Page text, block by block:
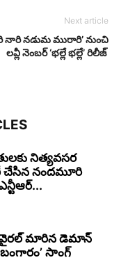
Next article
నారి నడుమ మురారి’ నుంచి
లవ్లీ నెంబర్ ‘భల్లే భల్లే’ రిలీజ్
నిత్యవసర
చేసిన నందమూరి
మారిన డెమాన్
సాంగ్